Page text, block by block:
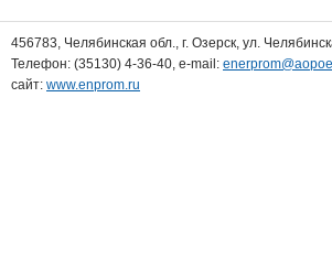
456783, Челябинская обл., г. Озерск, ул.
Телефон: (35130) 4-36-40, e-mail:
сайт: www.enprom.ru